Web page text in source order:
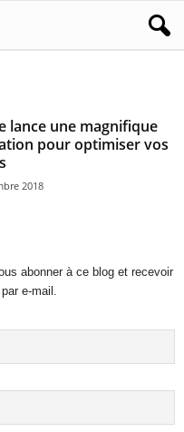
lance une magnifique
pour optimiser vos
2018
abonner à ce blog et recevoir
e-mail.